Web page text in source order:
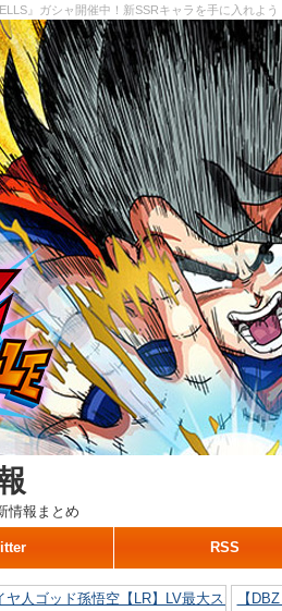
』ガシャ開催中！新SSRキャラを手に入れよ
情報まとめ
RSS
人ゴッド孫悟空【LR】LV最大ステータ
【